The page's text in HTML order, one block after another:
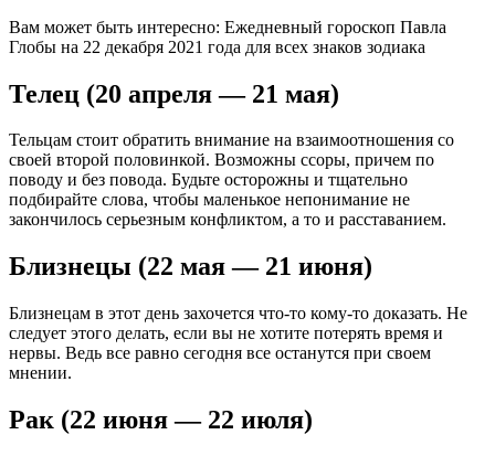
Вам может быть интересно: Ежедневный гороскоп Павла
Глобы на 22 декабря 2021 года для всех знаков зодиака
Телец (20 апреля — 21 мая)
Тельцам стоит обратить внимание на взаимоотношения со
своей второй половинкой. Возможны ссоры, причем по
поводу и без повода. Будьте осторожны и тщательно
подбирайте слова, чтобы маленькое непонимание не
закончилось серьезным конфликтом, а то и расставанием.
Близнецы (22 мая — 21 июня)
Близнецам в этот день захочется что-то кому-то доказать. Не
следует этого делать, если вы не хотите потерять время и
нервы. Ведь все равно сегодня все останутся при своем
мнении.
Рак (22 июня — 22 июля)